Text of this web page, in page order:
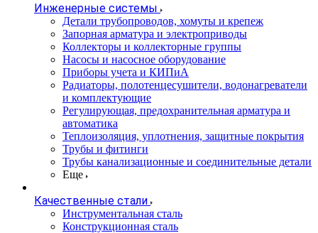
Инженерные системы
Детали трубопроводов, хомуты и крепеж
Запорная арматура и электроприводы
Коллекторы и коллекторные группы
Насосы и насосное оборудование
Приборы учета и КИПиА
Радиаторы, полотенцесушители, водонагреватели
и комплектующие
Регулирующая, предохранительная арматура и
автоматика
Теплоизоляция, уплотнения, защитные покрытия
Трубы и фитинги
Трубы канализационные и соединительные детали
Еще
Качественные стали
Инструментальная сталь
Конструкционная сталь